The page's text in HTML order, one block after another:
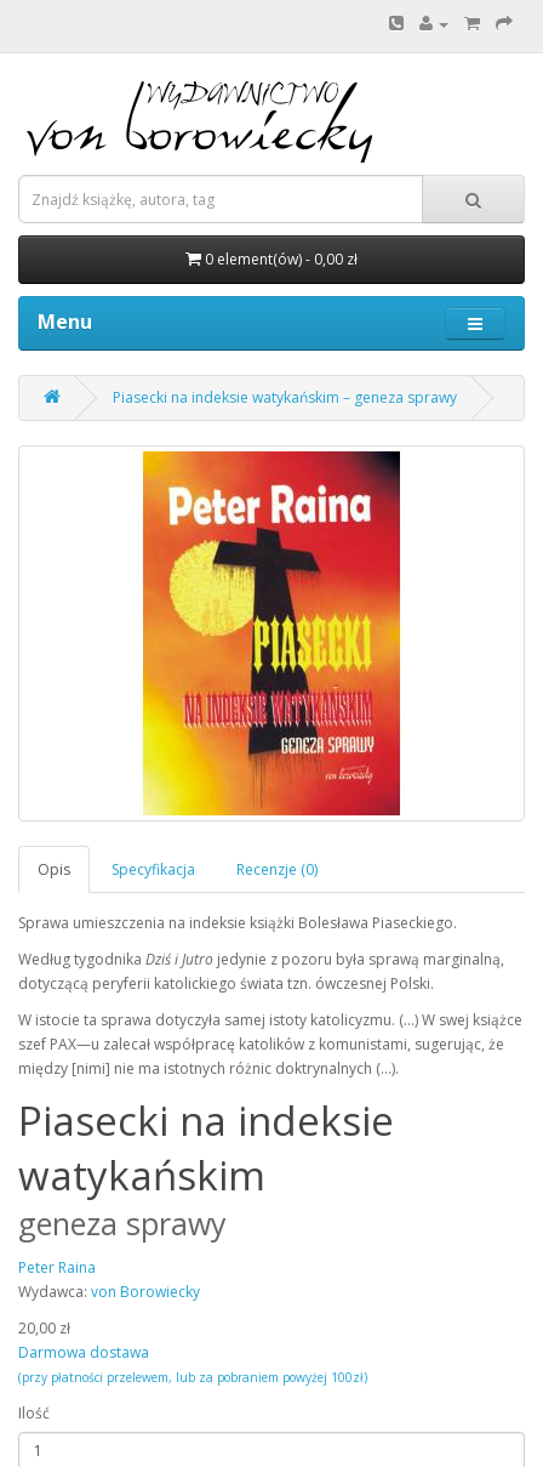
0 element(ów) - 0,00 zł
Menu
Piasecki na indeksie watykańskim – geneza sprawy
Sprawa umieszczenia na indeksie książki Bolesława Piaseckiego.
Według tygodnika Dziś i Jutro jedynie z pozoru była sprawą marginalną,
dotyczącą peryferii katolickiego świata tzn. ówczesnej Polski.
W istocie ta sprawa dotyczyła samej istoty katolicyzmu. (…) W swej książce
szef PAX—u zalecał współpracę katolików z komunistami, sugerując, że
między [nimi] nie ma istotnych różnic doktrynalnych (…).
Piasecki na indeksie
watykańskim
geneza sprawy
Peter Raina
Wydawca: von Borowiecky
20,00 zł
Darmowa dostawa
(przy płatności przelewem, lub za pobraniem powyżej 100zł)
Ilość